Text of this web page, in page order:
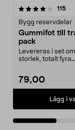
115
Bygg reservdelar
Gummifot till
pack
Levereras i set
storlek, totalt fyra
79,00
Lägg i
4.0 av 5